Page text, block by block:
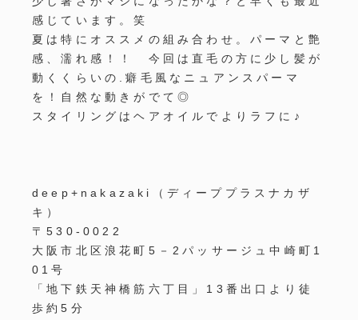
感じています。笑
夏は特にオススメの組み合わせ。パーマと艶
感、濡れ感！！ 今回は直毛の方に少し髪が
動くくらいの.癖毛風なニュアンスパーマ
を！自然な動きがでて◎
スタイリングはヘアオイルでよりラフに♪
deep+nakazaki
（ディーププラスナカザ
キ）
〒530-0022
大阪市北区浪花町 5 － 2パッサージュ中崎町 1
01号
「地下鉄天神橋筋六丁目」 13 番出口より徒
歩約5 分